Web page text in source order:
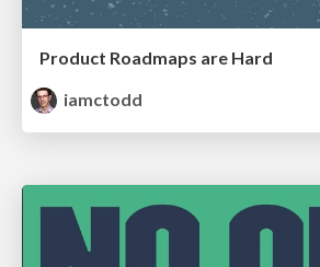
Product Roadmaps are Hard
iamctodd